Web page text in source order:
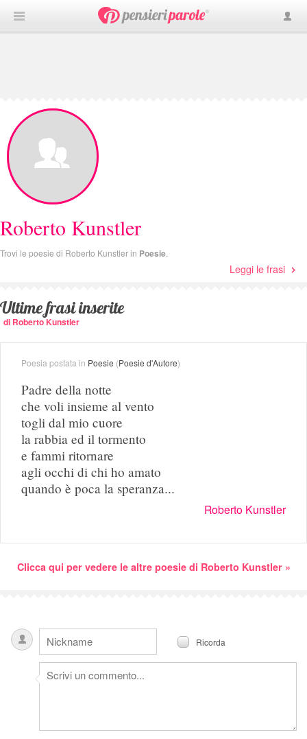
Roberto Kunstler
Trovi le poesie di Roberto Kunstler in Poesie
Leggi le frasi
Ultime frasi inserite
di Roberto Kunstler
Poesia postata in Poesie (Poesie d'Autore)
Padre della notte
che voli insieme al vento
togli dal mio cuore
la rabbia ed il tormento
e fammi ritornare
agli occhi di chi ho amato
quando è poca la speranza...
Roberto Kunstler
Clicca qui per vedere le altre poesie di Roberto Kunstler »
Ricorda